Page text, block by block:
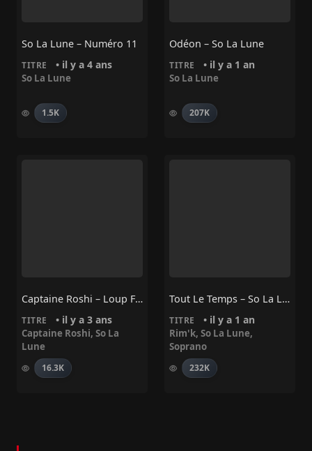
So La Lune – Numéro 11
TITRE • il y a 4 ans
So La Lune
1.5K
Odéon – So La Lune
TITRE • il y a 1 an
So La Lune
207K
Captaine Roshi – Loup Feat So La Lune
TITRE • il y a 3 ans
Captaine Roshi, So La
Lune
16.3K
Tout Le Temps – So La Lune, Soprano, Rim K
TITRE • il y a 1 an
Rim'k, So La Lune,
Soprano
232K